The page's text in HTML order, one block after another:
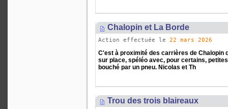
Chalopin et La Borde
Action effectuée le 22 mars 2026
C'est à proximité des carrières de Chalopin
sur place, spéléo avec, pour certains,
bouché par un pneu. Nicolas et Th
Trou des trois blaireaux